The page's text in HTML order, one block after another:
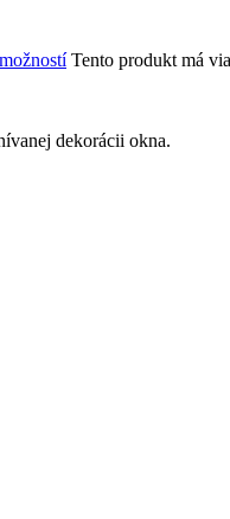
Tento produkt má
dekorácii okna.